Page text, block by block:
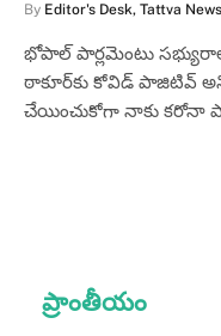
By Editor's Desk, Tattva News
భోపాల్ పార్లమెంటు
ఠాకూర్‌కు కోవిడ్ పాజిటివ్ అని
చేయించుకోగా నాకు కరోనా
ప్రాంతీయం